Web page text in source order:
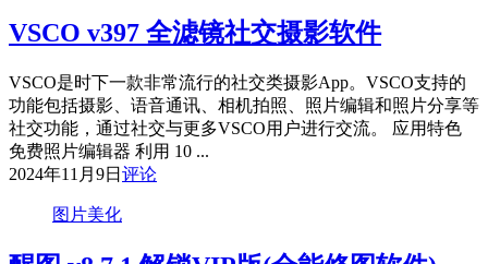
VSCO v397 全滤镜社交摄影软件
VSCO是时下一款非常流行的社交类摄影App。VSCO支持的
功能包括摄影、语音通讯、相机拍照、照片编辑和照片分享等
社交功能，通过社交与更多VSCO用户进行交流。 应用特色
免费照片编辑器 利用 10 ...
2024年11月9日 评论
图片美化